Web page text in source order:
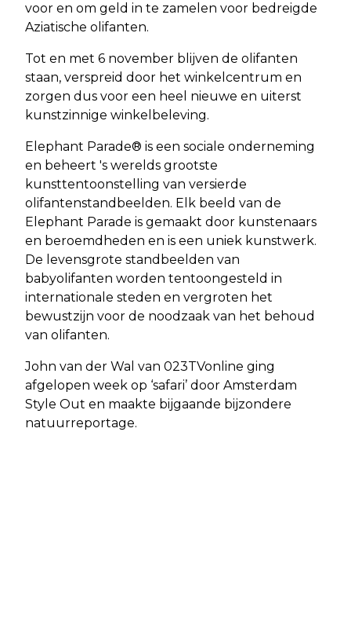
voor en om geld in te zamelen voor bedreigde
Aziatische olifanten.
Tot en met 6 november blijven de olifanten
staan, verspreid door het winkelcentrum en
zorgen dus voor een heel nieuwe en uiterst
kunstzinnige winkelbeleving.
Elephant Parade® is een sociale onderneming
en beheert 's werelds grootste
kunsttentoonstelling van versierde
olifantenstandbeelden. Elk beeld van de
Elephant Parade is gemaakt door kunstenaars
en beroemdheden en is een uniek kunstwerk.
De levensgrote standbeelden van
babyolifanten worden tentoongesteld in
internationale steden en vergroten het
bewustzijn voor de noodzaak van het behoud
van olifanten.
John van der Wal van 023TVonline ging
afgelopen week op ‘safari’ door Amsterdam
Style Out en maakte bijgaande bijzondere
natuurreportage.